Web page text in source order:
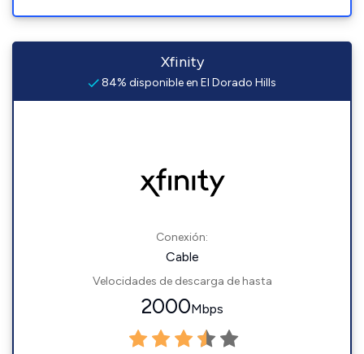
Xfinity
84% disponible en El Dorado Hills
Conexión:
Cable
Velocidades de descarga de hasta
2000Mbps